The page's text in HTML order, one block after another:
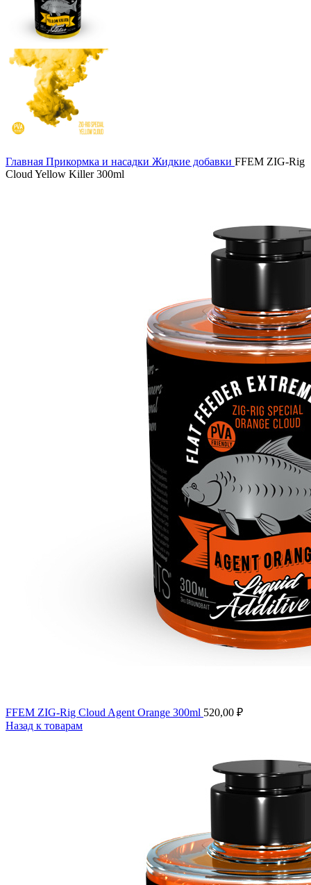
Главная Прикормка и насадки Жидкие добавки FFEM ZIG-Rig
Cloud Yellow Killer 300ml
FFEM ZIG-Rig Cloud Agent Orange 300ml 520,00 ₽
Назад к товарам